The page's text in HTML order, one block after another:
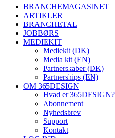
BRANCHEMAGASINET
ARTIKLER
BRANCHETAL
JOBBØRS
MEDIEKIT
Mediekit (DK)
Media kit (EN)
Partnerskaber (DK)
Partnerships (EN)
OM 365DESIGN
Hvad er 365DESIGN?
Abonnement
Nyhedsbrev
Support
Kontakt